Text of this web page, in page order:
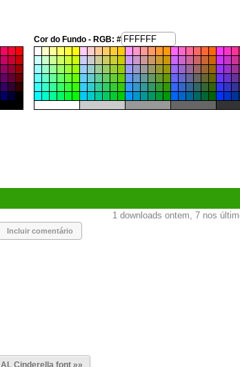
Cor do Fundo - RGB: #
1 downloads ontem, 7 nos
Incluir comentário
AL Cinderella font »»